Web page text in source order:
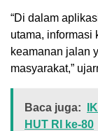
“Di dalam
utama, informasi
keamanan jalan
masyarakat,”
Baca juga:
HUT RI ke-80